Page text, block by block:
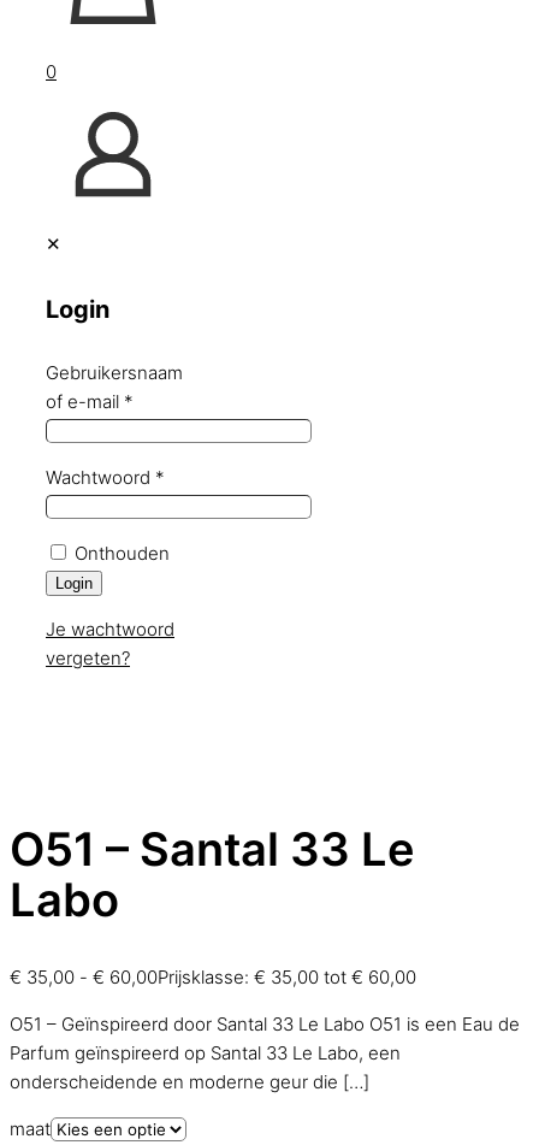
0
✕
Login
Gebruikersnaam
of e-mail *
Wachtwoord *
Onthouden
Login
Je wachtwoord
vergeten?
O51 – Santal 33 Le
Labo
€ 35,00 - € 60,00Prijsklasse: € 35,00 tot € 60,00
O51 – Geïnspireerd door Santal 33 Le Labo O51 is een Eau de
Parfum geïnspireerd op Santal 33 Le Labo, een
onderscheidende en moderne geur die […]
maat